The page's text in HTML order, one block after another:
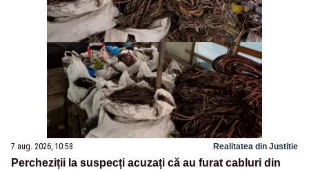
7 aug. 2026, 10:58 Realitatea din Justitie
Percheziții la suspecți acuzați că au furat cabluri din